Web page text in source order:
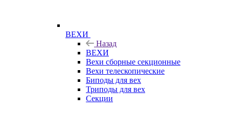
ВЕХИ
Назад
ВЕХИ
Вехи сборные секционные
Вехи телескопические
Биподы для вех
Триподы для вех
Секции